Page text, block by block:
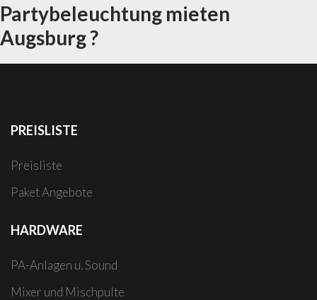
Partybeleuchtung mieten
Augsburg ?
PREISLISTE
Preisliste
Paket Angebote
HARDWARE
PA-Anlagen u. Sound
Mixer und Mischpulte